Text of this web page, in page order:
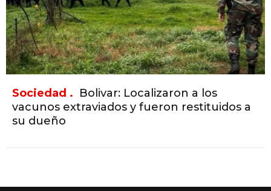
Sociedad . Bolivar: Localizaron a los
vacunos extraviados y fueron restituidos a
su dueño